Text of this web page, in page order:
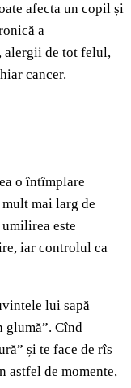
afecta un copil și
a
alergii de tot felul,
cancer.
o întîmplare
mai larg de
este
iar controlul ca
lui sapă
glumă”. Cînd
și te face de rîs
astfel de momente,